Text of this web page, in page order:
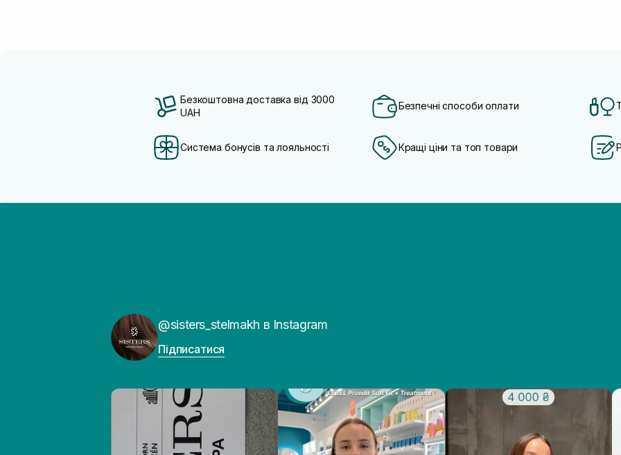
Безкоштовна доставка від 3000
UAH
Безпечні способи оплати
Система бонусів та лояльності Кращі ціни та топ товари
@sisters_stelmakh в Instagram
Підписатися